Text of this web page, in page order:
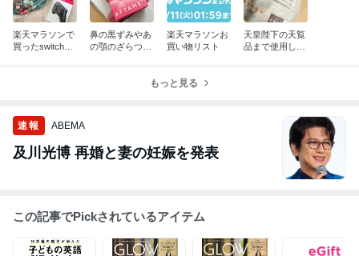
楽天マラソンで
買ったswitch2
鼻の黒ずみやあ
の顎のざらつき
楽天マラソンお
買い物リスト
天皇陛下の天覧
品まで使用した
もっと見る
速報 ABEMA
及川光博 再婚と妻の妊娠を発表
この記事でPickされているアイテム